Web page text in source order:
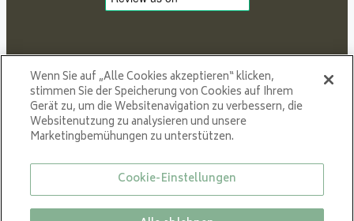
Proud member of NIBE GROUP - a global organisation
that contributes
to a smaller carbon footprint and better utilization of
energy.
Wenn Sie auf „Alle Cookies akzeptieren“ klicken,
stimmen Sie der Speicherung von Cookies auf Ihrem
Gerät zu, um die Websitenavigation zu verbessern, die
Websitenutzung zu analysieren und unsere
Marketingbemühungen zu unterstützen.
Cookie-Einstellungen